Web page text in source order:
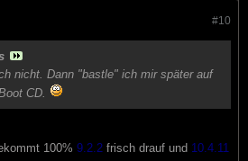
#10
nicht. Dann "bastle" ich mir später auf
CD.
100% 9.2.2 frisch drauf und 10.4.11